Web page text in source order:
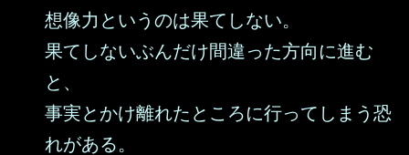
想像力というのは果てしない。
果てしないぶんだけ間違った方向に進む
と、
事実とかけ離れたところに行ってしまう恐
れがある。